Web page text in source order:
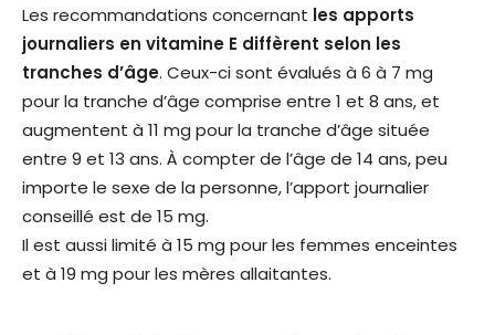
Les recommandations concernant les apports
journaliers en vitamine E diffèrent selon les
tranches d’âge. Ceux-ci sont évalués à 6 à 7 mg
pour la tranche d’âge comprise entre 1 et 8 ans, et
augmentent à 11 mg pour la tranche d’âge située
entre 9 et 13 ans. À compter de l’âge de 14 ans, peu
importe le sexe de la personne, l’apport journalier
conseillé est de 15 mg.
Il est aussi limité à 15 mg pour les femmes enceintes
et à 19 mg pour les mères allaitantes.